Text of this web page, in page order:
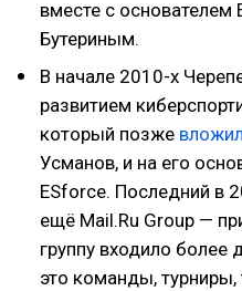
вместе с основателем
Бутериным.
В начале 2010-х
развитием
который позже вложил
Усманов, и на его
ESforce. Последний в
ещё Mail.Ru Group —
группу входило более
это команды, турниры,